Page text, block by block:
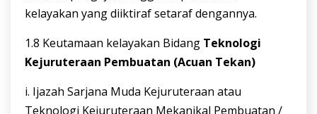
kelayakan yang diiktiraf setaraf dengannya.
1.8 Keutamaan kelayakan Bidang Teknologi
Kejuruteraan Pembuatan (Acuan Tekan)
i. Ijazah Sarjana Muda Kejuruteraan atau
Teknologi Kejuruteraan Mekanikal Pembuatan /